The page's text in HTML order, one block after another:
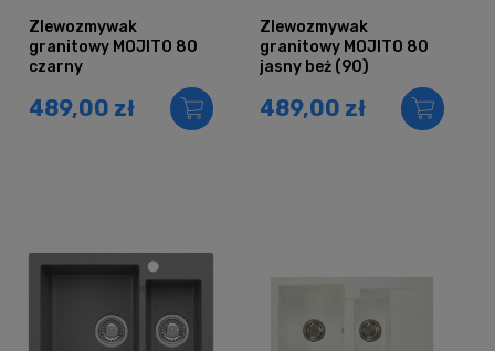
Zlewozmywak
granitowy MOJITO 80
czarny
489,00 zł
Zlewozmywak
granitowy MOJITO 80
jasny beż (90)
489,00 zł